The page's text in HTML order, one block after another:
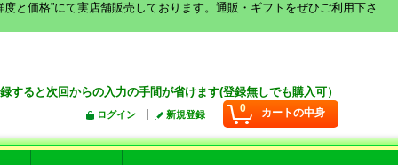
と価格”にて実店舗販売しております。通販・ギフトをぜひご利用下さ
すると次回からの入力の手間が省けます(登録無しでも購入可）
0 カートの中身
ログイン 新規登録